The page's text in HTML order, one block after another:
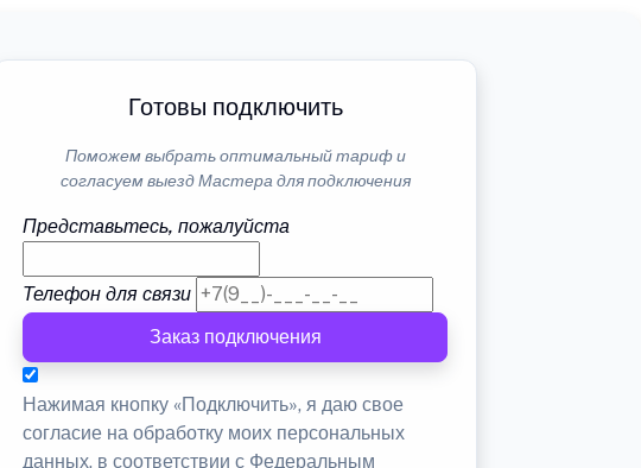
Готовы подключить
Поможем выбрать оптимальный тариф и
согласуем выезд Мастера для подключения
Представьтесь, пожалуйста
Телефон для связи
Заказ подключения
Нажимая кнопку «Подключить», я даю свое
согласие на обработку моих персональных
данных, в соответствии с Федеральным